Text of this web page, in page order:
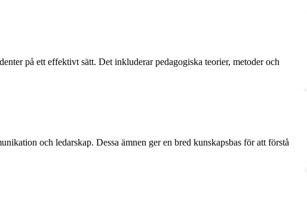
på ett effektivt sätt. Det inkluderar pedagogiska teorier, metoder och
och ledarskap. Dessa ämnen ger en bred kunskapsbas för att förstå